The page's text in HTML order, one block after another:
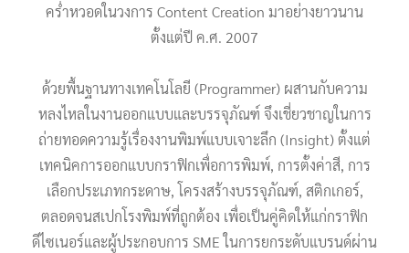
คร่ำหวอดในวงการ Content Creation มาอย่างยาวนาน
ตั้งแต่ปี ค.ศ. 2007
ด้วยพื้นฐานทางเทคโนโลยี (Programmer) ผสานกับความ
หลงไหลในงานออกแบบและบรรจุภัณฑ์ จึงเชี่ยวชาญในการ
ถ่ายทอดความรู้เรื่องงานพิมพ์แบบเจาะลึก (Insight) ตั้งแต่
เทคนิคการออกแบบกราฟิกเพื่อการพิมพ์, การตั้งค่าสี, การ
เลือกประเภทกระดาษ, โครงสร้างบรรจุภัณฑ์, สติกเกอร์,
ตลอดจนสเปกโรงพิมพ์ที่ถูกต้อง เพื่อเป็นคู่คิดให้แก่กราฟิก
ดีไซเนอร์และผู้ประกอบการ SME ในการยกระดับแบรนด์ผ่าน